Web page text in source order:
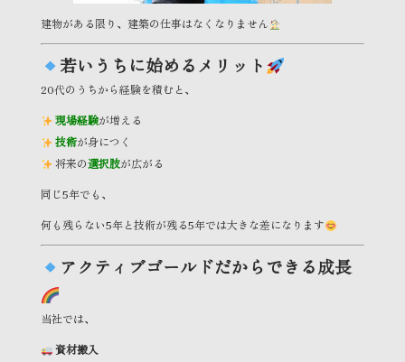
建物がある限り、建築の仕事はなくなりません
若いうちに始めるメリット
20代のうちから経験を積むと、
現場経験が増える
技術が身につく
将来の選択肢が広がる
同じ5年でも、
何も残らない5年と技術が残る5年では大きな差になります
アクティブゴールドだからできる成長
当社では、
資材搬入